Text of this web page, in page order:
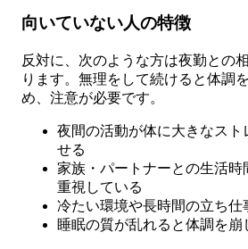
向いていない人の特徴
反対に、次のような方は夜勤との
ります。無理をして続けると体調
め、注意が必要です。
夜間の活動が体に大きなスト
せる
家族・パートナーとの生活時
重視している
冷たい環境や長時間の立ち仕
睡眠の質が乱れると体調を崩